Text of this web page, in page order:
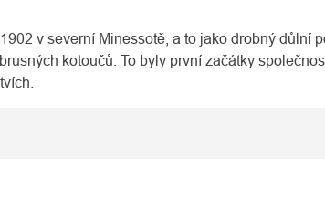
v severní Minessotě, a to jako drobný
kotoučů. To byly první začátky